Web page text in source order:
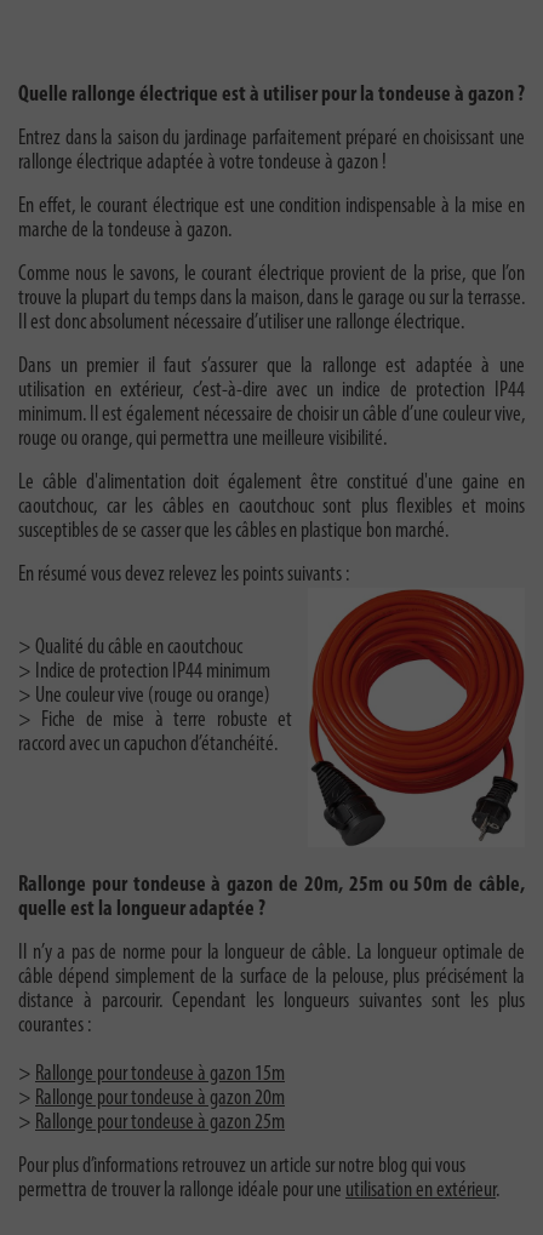
Quelle rallonge électrique est à utiliser pour la tondeuse à gazon ?
Entrez dans la saison du jardinage parfaitement préparé en choisissant une
rallonge électrique adaptée à votre tondeuse à gazon !
En effet, le courant électrique est une condition indispensable à la mise en
marche de la tondeuse à gazon.
Comme nous le savons, le courant électrique provient de la prise, que l’on
trouve la plupart du temps dans la maison, dans le garage ou sur la terrasse.
Il est donc absolument nécessaire d’utiliser une rallonge électrique.
Dans un premier il faut s’assurer que la rallonge est adaptée à une
utilisation en extérieur, c’est-à-dire avec un indice de protection IP44
minimum. Il est également nécessaire de choisir un câble d’une couleur vive,
rouge ou orange, qui permettra une meilleure visibilité.
Le câble d'alimentation doit également être constitué d'une gaine en
caoutchouc, car les câbles en caoutchouc sont plus flexibles et moins
susceptibles de se casser que les câbles en plastique bon marché.
En résumé vous devez relevez les points suivants :
> Qualité du câble en caoutchouc
> Indice de protection IP44 minimum
> Une couleur vive (rouge ou orange)
> Fiche de mise à terre robuste et
raccord avec un capuchon d’étanchéité.
Rallonge pour tondeuse à gazon de 20m, 25m ou 50m de câble,
quelle est la longueur adaptée ?
Il n’y a pas de norme pour la longueur de câble. La longueur optimale de
câble dépend simplement de la surface de la pelouse, plus précisément la
distance à parcourir. Cependant les longueurs suivantes sont les plus
courantes :
> Rallonge pour tondeuse à gazon 15m
> Rallonge pour tondeuse à gazon 20m
> Rallonge pour tondeuse à gazon 25m
Pour plus d’informations retrouvez un article sur notre blog qui vous
permettra de trouver la rallonge idéale pour une utilisation en extérieur.